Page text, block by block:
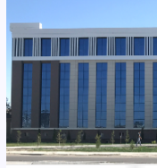
AJ
“Buxoro
hududiy